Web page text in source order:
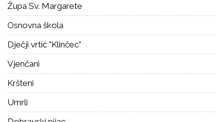
Župa Sv. Margarete
Osnovna škola
Dječji vrtić "Klinčec"
Vjenčani
Kršteni
Umrli